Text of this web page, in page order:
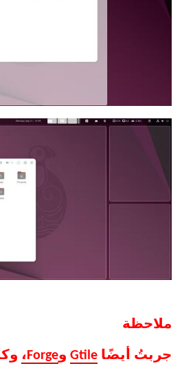
ملاحظة
جربتُ أيضًا Gtile وForge،